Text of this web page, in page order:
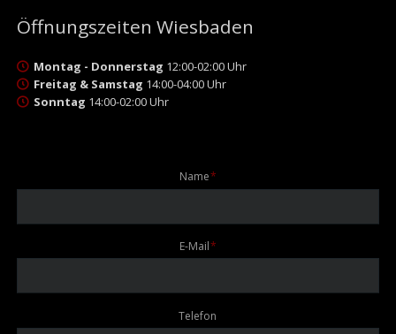
Öffnungszeiten Wiesbaden
Montag - Donnerstag 12:00-02:00 Uhr
Freitag & Samstag 14:00-04:00 Uhr
Sonntag 14:00-02:00 Uhr
Pflichtfeld
Name*
Pflichtfeld
E-Mail*
Telefon